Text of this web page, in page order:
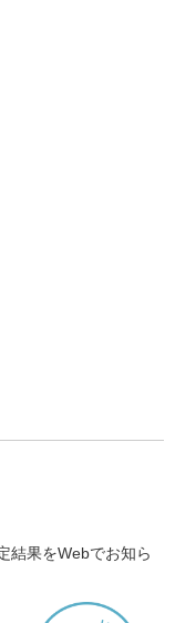
結果をWebでお知ら